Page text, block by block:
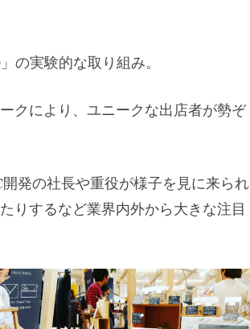
の実験的な取り組み。
クにより、ユニークな出店者が勢ぞ
発の社長や重役が様子を見に来られ
りするなど業界内外から大きな注目